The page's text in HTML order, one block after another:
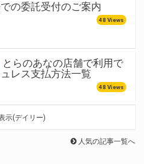
の委託受付のご案内
48 Views
とらのあなの店舗で利用で
レス支払方法一覧
48 Views
示(デイリー)
人気の記事一覧へ